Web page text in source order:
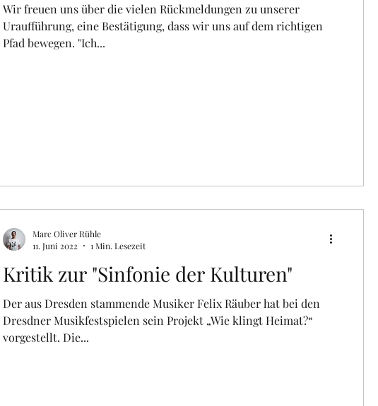
Wir freuen uns über die vielen Rückmeldungen zu unserer
Uraufführung, eine Bestätigung, dass wir uns auf dem richtigen
Pfad bewegen. "Ich...
Kritik zur "Sinfonie der Kulturen"
Der aus Dresden stammende Musiker Felix Räuber hat bei den
Dresdner Musikfestspielen sein Projekt „Wie klingt Heimat?“
vorgestellt. Die...
Marc Oliver Rühle
11. Juni 2022
1 Min. Lesezeit